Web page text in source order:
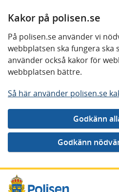
Kakor på polisen.se
På polisen.se använder vi
webbplatsen ska fungera ska
använder också kakor för
webbplatsen bättre.
Så här använder polisen.se
Gå direkt till innehåll